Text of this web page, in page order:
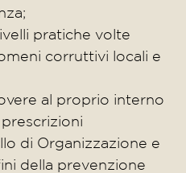
pratiche volte
corruttivi locali e
al proprio interno
di Organizzazione e
della prevenzione